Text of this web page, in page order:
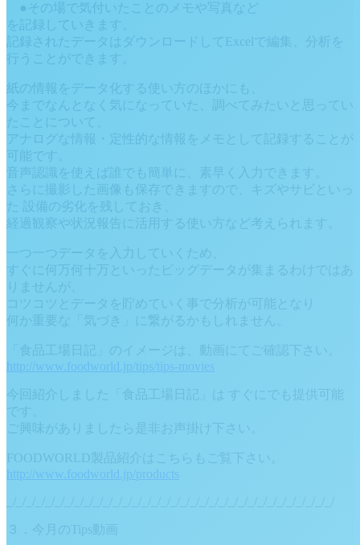
●その場で気付いたことのメモや写真など
を記録していきます。
記録されたデータはダウンロードしてExcelで編集、分析を
行うことができます。
紙の情報をデータ化する使い方のほかにも、
今までなんとなく気になっていた、調べてみたいと思ってい
たことについて、
アナログな情報・定性的な情報をメモとして記録することが
可能です。
音声認識を使えば誰でも簡単に、素早く入力できます。
さらに撮影した画像も保存できますので、キズやサビといっ
た 設備の劣化を残しておき、
経過観察や状況報告に活用する使い方など考えられます。
一つ一つデータを入力していくため、
すぐに何万何十万といったビッグデータが集まるわけではあ
りませんが、
コツコツとデータを貯めていく事で分析が可能となり
何か重要な「気づき」に繋がるかもしれません。
「食品工場日記」のイメージは、動画にてご確認下さい。
http://www.foodworld.jp/tips/tips-movies
今回紹介しました「食品工場日記」は すぐにでも提供可能
です。
ご興味がありましたら是非お声掛け下さい。
FOODWORLD製品紹介はこちらもご覧下さい。
http://www.foodworld.jp/products
３．今月のTips動画